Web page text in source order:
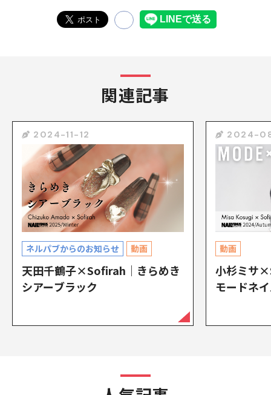
関連記事
2024-11-12
ネルパブからのお知らせ 動画
天田千鶴子×Sofirah｜きらめき
シアーブラック
2024-
動画
小杉ミサ
モードネ